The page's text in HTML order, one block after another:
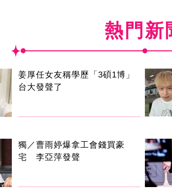
熱門新
姜厚任女友稱學歷「3碩1博」
台大發聲了
獨／曹雨婷爆拿工會錢買豪
宅 李亞萍發聲